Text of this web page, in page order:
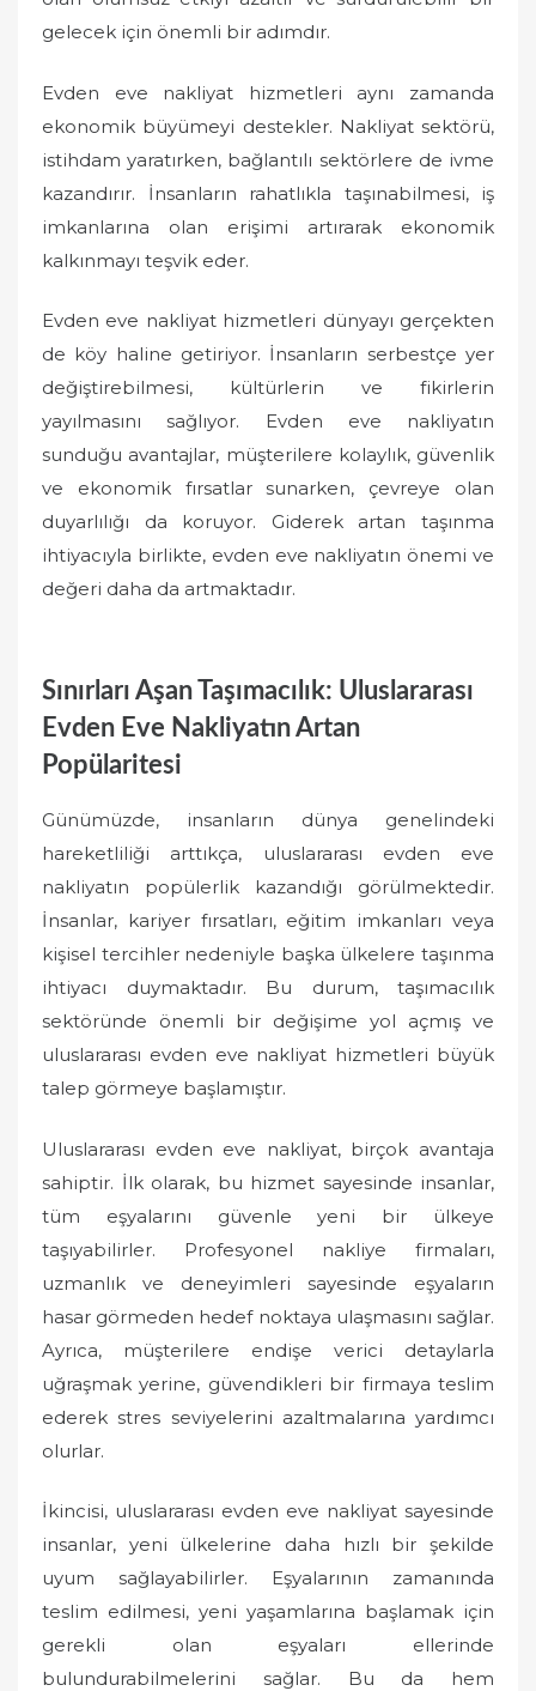
gelecek için önemli bir adımdır.
Evden eve nakliyat hizmetleri aynı zamanda
ekonomik büyümeyi destekler. Nakliyat sektörü,
istihdam yaratırken, bağlantılı sektörlere de ivme
kazandırır. İnsanların rahatlıkla taşınabilmesi, iş
imkanlarına olan erişimi artırarak ekonomik
kalkınmayı teşvik eder.
Evden eve nakliyat hizmetleri dünyayı gerçekten
de köy haline getiriyor. İnsanların serbestçe yer
değiştirebilmesi, kültürlerin ve fikirlerin
yayılmasını sağlıyor. Evden eve nakliyatın
sunduğu avantajlar, müşterilere kolaylık, güvenlik
ve ekonomik fırsatlar sunarken, çevreye olan
duyarlılığı da koruyor. Giderek artan taşınma
ihtiyacıyla birlikte, evden eve nakliyatın önemi ve
değeri daha da artmaktadır.
Sınırları Aşan Taşımacılık: Uluslararası
Evden Eve Nakliyatın Artan
Popülaritesi
Günümüzde, insanların dünya genelindeki
hareketliliği arttıkça, uluslararası evden eve
nakliyatın popülerlik kazandığı görülmektedir.
İnsanlar, kariyer fırsatları, eğitim imkanları veya
kişisel tercihler nedeniyle başka ülkelere taşınma
ihtiyacı duymaktadır. Bu durum, taşımacılık
sektöründe önemli bir değişime yol açmış ve
uluslararası evden eve nakliyat hizmetleri büyük
talep görmeye başlamıştır.
Uluslararası evden eve nakliyat, birçok avantaja
sahiptir. İlk olarak, bu hizmet sayesinde insanlar,
tüm eşyalarını güvenle yeni bir ülkeye
taşıyabilirler. Profesyonel nakliye firmaları,
uzmanlık ve deneyimleri sayesinde eşyaların
hasar görmeden hedef noktaya ulaşmasını sağlar.
Ayrıca, müşterilere endişe verici detaylarla
uğraşmak yerine, güvendikleri bir firmaya teslim
ederek stres seviyelerini azaltmalarına yardımcı
olurlar.
İkincisi, uluslararası evden eve nakliyat sayesinde
insanlar, yeni ülkelerine daha hızlı bir şekilde
uyum sağlayabilirler. Eşyalarının zamanında
teslim edilmesi, yeni yaşamlarına başlamak için
gerekli olan eşyaları ellerinde
bulundurabilmelerini sağlar. Bu da hem